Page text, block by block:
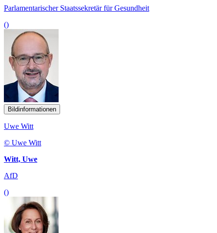
Parlamentarischer Staatssekretär für Gesundheit
()
Bildinformationen
Uwe Witt
© Uwe Witt
Witt, Uwe
AfD
()